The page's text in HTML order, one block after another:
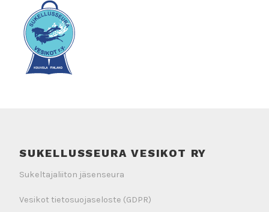
SUKELLUSSEURA VESIKOT RY
Sukeltajaliiton jäsenseura
Vesikot tietosuojaseloste (GDPR)